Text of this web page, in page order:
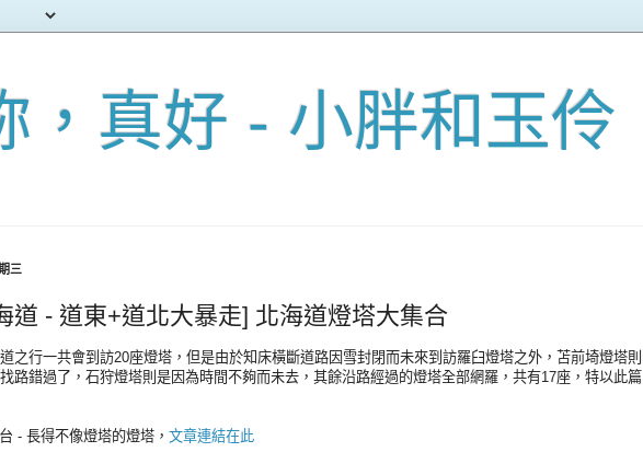
，真好 - 小胖和玉伶
三
道 - 道東+道北大暴走] 北海道燈塔大集合
之行一共會到訪20座燈塔，但是由於知床橫斷道路因雪封閉而未來到訪羅臼燈塔之外，苫前埼燈塔則
路錯過了，石狩燈塔則是因為時間不夠而未去，其餘沿路經過的燈塔全部網羅，共有17座，特以此篇
- 長得不像燈塔的燈塔， 文章連結在此